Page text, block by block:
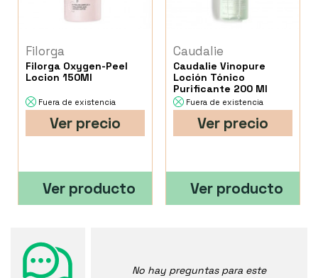
Filorga
Filorga Oxygen-Peel
Locion 150Ml
Fuera de existencia
Ver precio
Ver producto
Caudalie
Caudalie Vinopure
Loción Tónico
Purificante 200 Ml
Fuera de existencia
Ver precio
Ver producto
No hay preguntas para este